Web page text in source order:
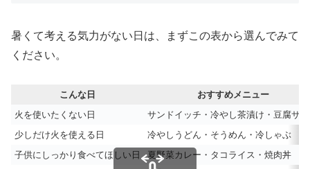
暑くて考える気力がない日は、まずこの表から選んでみて
ください。
こんな日
おすすめメニュー
火を使いたくない日
サンドイッチ・冷やし茶漬け・豆腐サ
少しだけ火を使える日
冷やしうどん・そうめん・冷しゃぶ
子供にしっかり食べてほしい日
夏野菜カレー・タコライス・焼肉丼